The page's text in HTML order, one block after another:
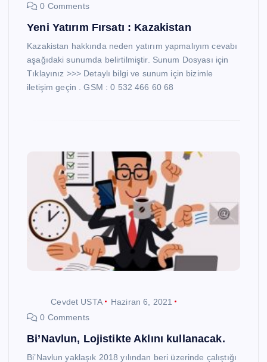
0 Comments
Yeni Yatırım Fırsatı : Kazakistan
Kazakistan hakkında neden yatırım yapmalıyım cevabı
aşağıdaki sunumda belirtilmiştir. Sunum Dosyası için
Tıklayınız >>> Detaylı bilgi ve sunum için bizimle
iletişim geçin . GSM : 0 532 466 60 68
Cevdet USTA
Haziran 6, 2021
0 Comments
Bi’Navlun, Lojistikte Aklını kullanacak.
Bi’Navlun yaklaşık 2018 yılından beri üzerinde çalıştığı